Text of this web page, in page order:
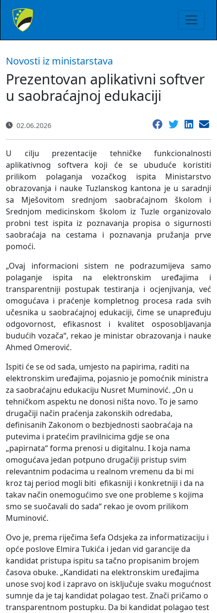
Novosti iz ministarstava
Prezentovan aplikativni softver
u saobraćajnoj edukaciji
02.06.2026
U cilju prezentacije tehničke funkcionalnosti
aplikativnog softvera koji će se ubuduće koristiti
prilikom polaganja vozačkog ispita Ministarstvo
obrazovanja i nauke Tuzlanskog kantona je u saradnji
sa Mješovitom srednjom saobraćajnom školom i
Srednjom medicinskom školom iz Tuzle organizovalo
probni test ispita iz poznavanja propisa o sigurnosti
saobraćaja na cestama i poznavanja pružanja prve
pomoći.
„Ovaj informacioni sistem ne podrazumijeva samo
polaganje ispita na elektronskim uređajima i
transparentniji postupak testiranja i ocjenjivanja, već
omogućava i praćenje kompletnog procesa rada svih
učesnika u saobraćajnoj edukaciji, čime se unapređuju
odgovornost, efikasnost i kvalitet osposobljavanja
budućih vozača“, rekao je ministar obrazovanja i nauke
Ahmed Omerović.
Ispiti će se od sada, umjesto na papirima, raditi na
elektronskim uređajima, pojasnio je pomoćnik ministra
za saobraćajnu edukaciju Nusret Muminović. „On u
tehničkom aspektu ne donosi ništa novo. To je samo
drugačiji način praćenja zakonskih odredaba,
definisanih Zakonom o bezbjednosti saobraćaja na
putevima i pratećim pravilnicima gdje se ona
„papirnata“ forma prenosi u digitalnu. I koja nama
omogućava jedan potpuno drugačiji pristup svim
relevantnim podacima u realnom vremenu da bi mi
kroz taj period mogli biti efikasniji i konkretniji i da na
takav način onemogućimo sve one probleme s kojima
smo se suočavali do sada“ rekao je ovom prilikom
Muminović.
Ovo je, prema riječima šefa Odsjeka za informatizaciju i
opće poslove Elmira Tukića i jedan vid garancije da
kandidat pristupa ispitu sa tačno propisanim brojem
časova obuke. „Kandidati na elektronskim uređajima
unose svoj kod i zapravo on isključuje svaku mogućnost
sumnje da je taj kandidat polagao test. Znači pričamo o
transparentnom postupku. Da bi kandidat polagao test